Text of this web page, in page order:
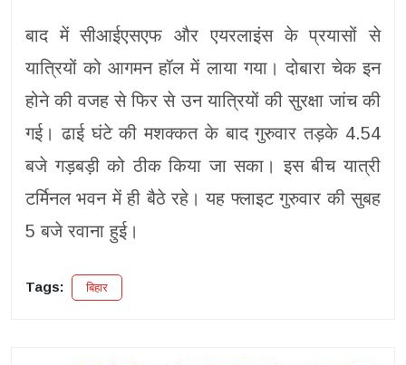
बाद में सीआईएसएफ और एयरलाइंस के प्रयासों से
यात्रियों को आगमन हॉल में लाया गया। दोबारा चेक इन
होने की वजह से फिर से उन यात्रियों की सुरक्षा जांच की
गई। ढाई घंटे की मशक्कत के बाद गुरुवार तड़के 4.54
बजे गड़बड़ी को ठीक किया जा सका। इस बीच यात्री
टर्मिनल भवन में ही बैठे रहे। यह फ्लाइट गुरुवार की सुबह
5 बजे रवाना हुई।
Tags: बिहार